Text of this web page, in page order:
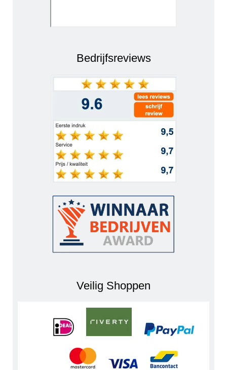
Bedrijfsreviews
Veilig Shoppen